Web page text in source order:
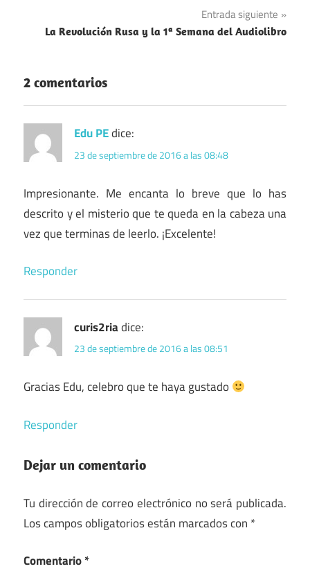
Entrada siguiente
La Revolución Rusa y la 1ª Semana del Audiolibro
2 comentarios
Edu PEdice:
23 de septiembre de 2016 a las 08:48
Impresionante. Me encanta lo breve que lo has
descrito y el misterio que te queda en la cabeza una
vez que terminas de leerlo. ¡Excelente!
Responder
curis2riadice:
23 de septiembre de 2016 a las 08:51
Gracias Edu, celebro que te haya gustado
Responder
Dejar un comentario
Tu dirección de correo electrónico no será publicada.
Los campos obligatorios están marcados con *
Comentario*